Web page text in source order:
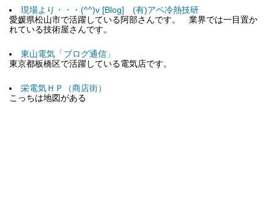
現場より・・・(^^)v [Blog] (有)アベ冷熱技研
愛媛県松山市で活躍している阿部さんです。 業界では一目置か
れている技術屋さんです。
東山電気「ブログ通信」
東京都板橋区で活躍している電気店です。
栄電気ＨＰ（商店街）
こっちは地図がある